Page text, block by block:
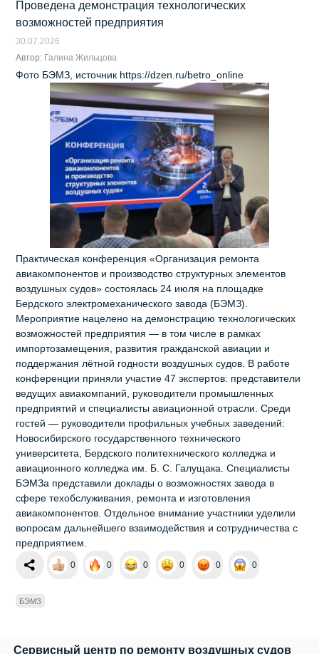
Проведена демонстрация технологических
возможностей предприятия
30.07.2026
Автор: Галина Жильцова
Фото БЭМЗ, источник https://dzen.ru/betro_online
Практическая конференция «Организация ремонта
авиакомпонентов и производство структурных элементов
воздушных судов» состоялась 24 июля на площадке
Бердского электромеханического завода (БЭМЗ).
Мероприятие нацелено на демонстрацию технологических
возможностей предприятия — в том числе в рамках
импортозамещения, развития гражданской авиации и
поддержания лётной годности воздушных судов. В работе
конференции приняли участие 47 экспертов: представители
ведущих авиакомпаний, руководители промышленных
предприятий и специалисты авиационной отрасли. Среди
гостей — руководители профильных учебных заведений:
Новосибирского государственного технического
университета, Бердского политехнического колледжа и
авиационного колледжа им. Б. С. Галущака. Специалисты
БЭМЗа представили доклады о возможностях завода в
сфере техобслуживания, ремонта и изготовления
авиакомпонентов. Отдельное внимание участники уделили
вопросам дальнейшего взаимодействия и сотрудничества с
предприятием.
0 0 0 0 0 0
БЭМЗ
Сервисный центр по ремонту воздушных судов